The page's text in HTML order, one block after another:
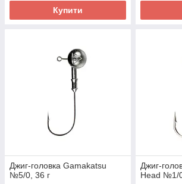
Купити
Джиг-головка Gamakatsu
№5/0, 36 г
Джиг-
Head №1/